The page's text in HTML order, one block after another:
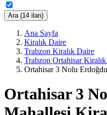
Ara (14 ilan)
Ana Sayfa
Kiralık Daire
Trabzon Kiralık Daire
Trabzon Ortahisar
Ortahisar 3 Nolu
Ortahisar 3